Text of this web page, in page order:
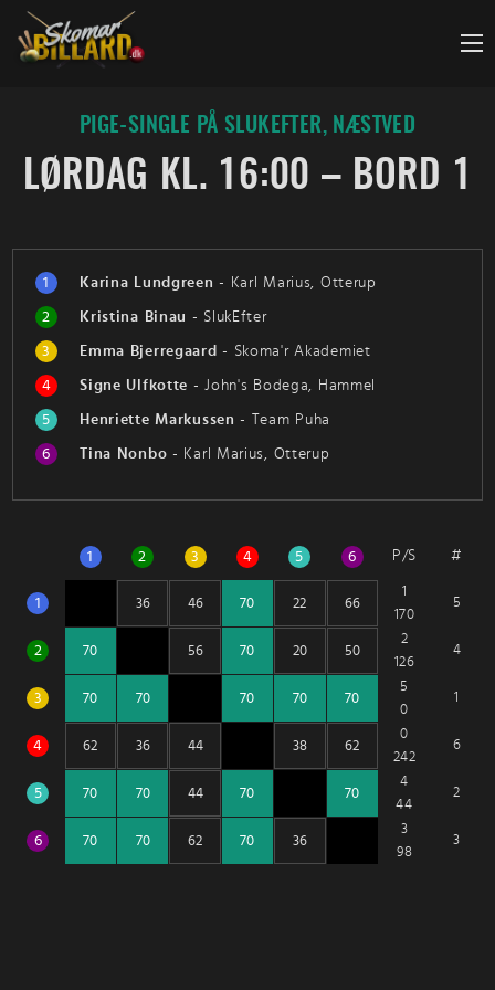
Fortsæt
indhold
PIGE-SINGLE PÅ SLUKEFTER, NÆSTVED
LØRDAG KL. 16:00 – BORD 1
1 Karina Lundgreen - Karl Marius, Otterup
2
Kristina Binau - SlukEfter
3
Emma Bjerregaard - Skoma'r Akademiet
4
Signe Ulfkotte -John's Bodega, Hammel
5
Henriette Markussen - Team Puha
6
Tina Nonbo - Karl Marius, Otterup
1 2 3 4 5 6 P/S #
1
1
170
5
2
2
126
4
3
5
0
1
4
0
242
6
5
4
44
2
6
3
98
3